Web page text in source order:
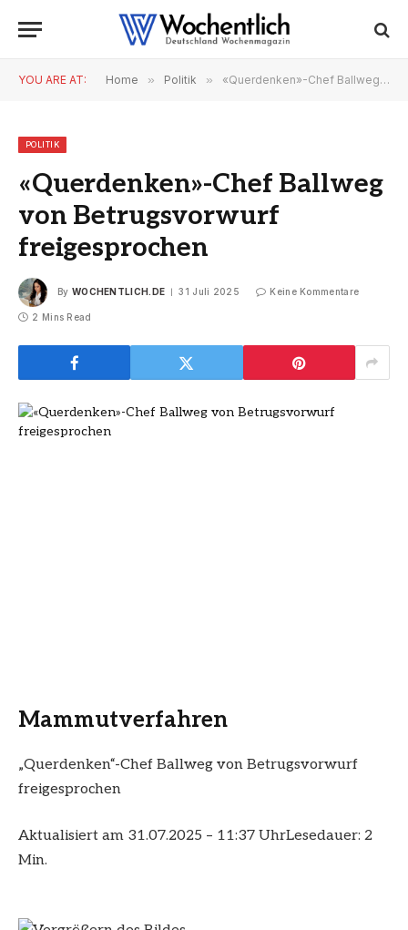
YOU ARE AT: Home » Politik » «Querdenken»-Chef Ballweg von Betrugsvorwurf freigesprochen
POLITIK
«Querdenken»-Chef Ballweg
von Betrugsvorwurf
freigesprochen
By WOCHENTLICH.DE 31 Juli 2025 Keine Kommentare
2 Mins Read
Mammutverfahren
„Querdenken“-Chef Ballweg von Betrugsvorwurf
freigesprochen
Aktualisiert am 31.07.2025 – 11:37 UhrLesedauer: 2
Min.